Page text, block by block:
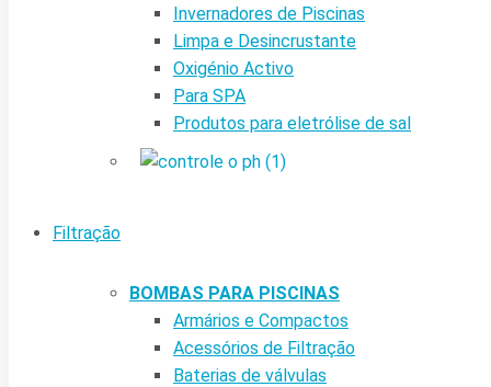
Invernadores de Piscinas
Limpa e Desincrustante
Oxigénio Activo
Para SPA
Produtos para eletrólise de sal
Filtração
BOMBAS PARA PISCINAS
Armários e Compactos
Acessórios de Filtração
Baterias de válvulas